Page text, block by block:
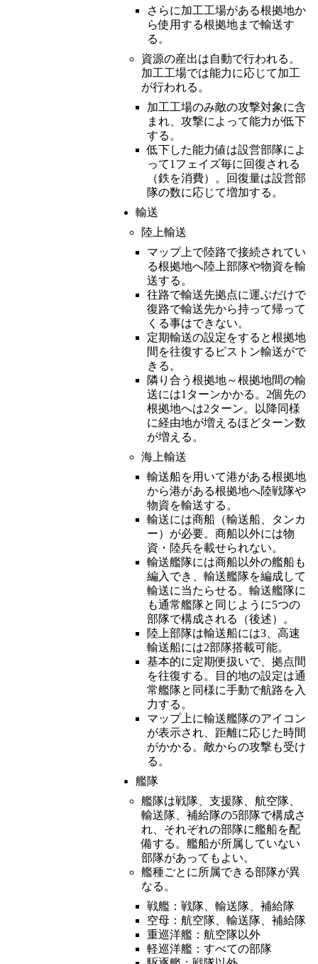
さらに加工工場がある根拠地か
ら使用する根拠地まで輸送す
る。
資源の産出は自動で行われる。
加工工場では能力に応じて加工
が行われる。
加工工場のみ敵の攻撃対象に含
まれ、攻撃によって能力が低下
する。
低下した能力値は設営部隊によ
って1フェイズ毎に回復される
（鉄を消費）。回復量は設営部
隊の数に応じて増加する。
輸送
陸上輸送
マップ上で陸路で接続されてい
る根拠地へ陸上部隊や物資を輸
送する。
往路で輸送先拠点に運ぶだけで
復路で輸送先から持って帰って
くる事はできない。
定期輸送の設定をすると根拠地
間を往復するピストン輸送がで
きる。
隣り合う根拠地～根拠地間の輸
送には1ターンかかる。2個先の
根拠地へは2ターン。以降同様
に経由地が増えるほどターン数
が増える。
海上輸送
輸送船を用いて港がある根拠地
から港がある根拠地へ陸戦隊や
物資を輸送する。
輸送には商船（輸送船、タンカ
ー）が必要。商船以外には物
資・陸兵を載せられない。
輸送艦隊には商船以外の艦船も
編入でき、輸送艦隊を編成して
輸送に当たらせる。輸送艦隊に
も通常艦隊と同じように5つの
部隊で構成される（後述）。
陸上部隊は輸送船には3、高速
輸送船には2部隊搭載可能。
基本的に定期便扱いで、拠点間
を往復する。目的地の設定は通
常艦隊と同様に手動で航路を入
力する。
マップ上に輸送艦隊のアイコン
が表示され、距離に応じた時間
がかかる。敵からの攻撃も受け
る。
艦隊
艦隊は戦隊、支援隊、航空隊、
輸送隊、補給隊の5部隊で構成さ
れ、それぞれの部隊に艦船を配
備する。艦船が所属していない
部隊があってもよい。
艦種ごとに所属できる部隊が異
なる。
戦艦：戦隊、輸送隊、補給隊
空母：航空隊、輸送隊、補給隊
重巡洋艦：航空隊以外
軽巡洋艦：すべての部隊